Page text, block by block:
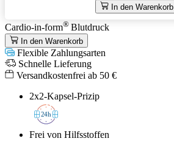
In den Warenkorb
Cardio-in-form® Blutdruck
In den Warenkorb
Flexible Zahlungsarten
Schnelle Lieferung
Versandkostenfrei ab 50 €
2x2-Kapsel-Prizip
24h
Frei von Hilfsstoffen